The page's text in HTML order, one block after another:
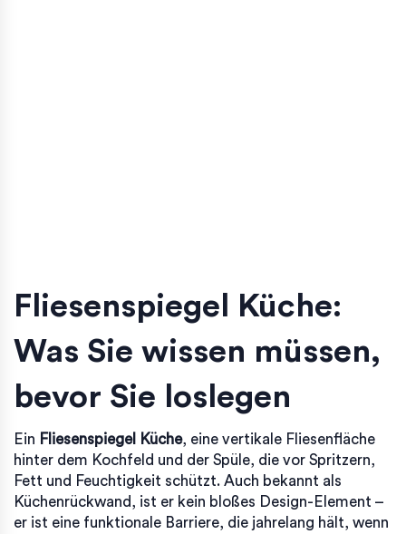
Fliesenspiegel Küche:
Was Sie wissen müssen,
bevor Sie loslegen
Ein Fliesenspiegel Küche, eine vertikale Fliesenfläche
hinter dem Kochfeld und der Spüle, die vor Spritzern,
Fett und Feuchtigkeit schützt. Auch bekannt als
Küchenrückwand, ist er kein bloßes Design-Element –
er ist eine funktionale Barriere, die jahrelang hält, wenn